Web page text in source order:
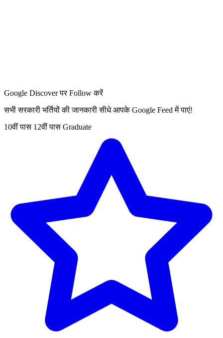
Google Discover पर Follow करें
सभी सरकारी भर्तियों की जानकारी सीधे आपके Google Feed में पाएं!
10वीं पास 12वीं पास Graduate